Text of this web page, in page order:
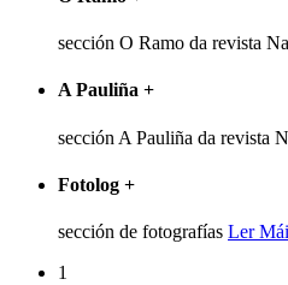
sección O Ramo da revista
A Pauliña +
sección A Pauliña da revista
Fotolog +
sección de fotografías Ler
1